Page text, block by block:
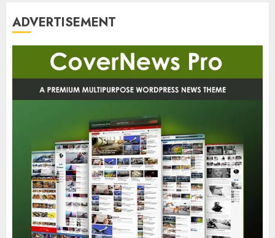
ADVERTISEMENT